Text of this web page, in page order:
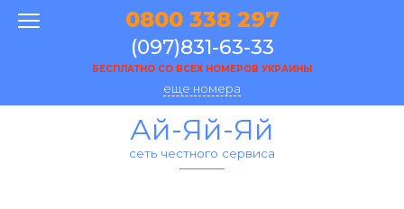
0800 338 297
(097)831-63-33
БЕСПЛАТНО СО ВСЕХ НОМЕРОВ УКРАИНЫ
еще номера
Ай-Яй-Яй
сеть честного сервиса